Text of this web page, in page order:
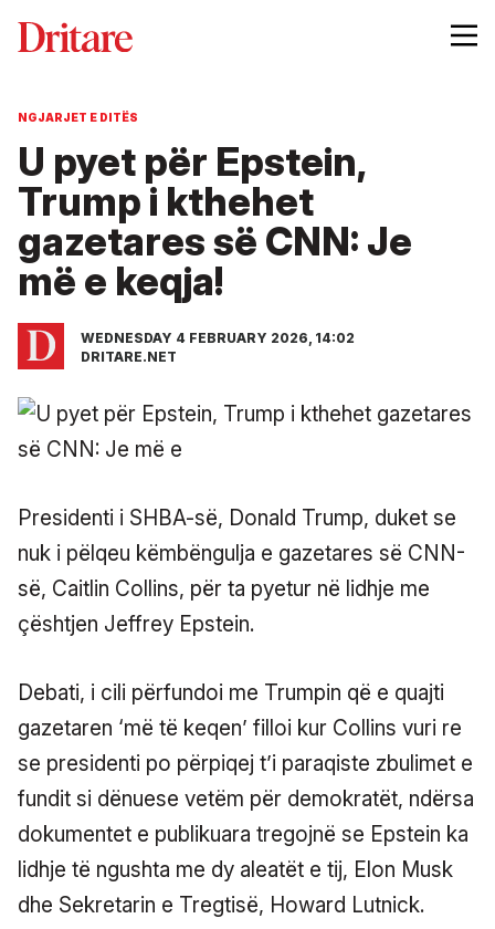
NGJARJET E DITËS
U pyet për Epstein,
Trump i kthehet
gazetares së CNN: Je
më e keqja!
WEDNESDAY 4 FEBRUARY 2026, 14:02
DRITARE.NET
Presidenti i SHBA-së, Donald Trump, duket se
nuk i pëlqeu këmbëngulja e gazetares së CNN-
së, Caitlin Collins, për ta pyetur në lidhje me
çështjen Jeffrey Epstein.
Debati, i cili përfundoi me Trumpin që e quajti
gazetaren ‘më të keqen’ filloi kur Collins vuri re
se presidenti po përpiqej t’i paraqiste zbulimet e
fundit si dënuese vetëm për demokratët, ndërsa
dokumentet e publikuara tregojnë se Epstein ka
lidhje të ngushta me dy aleatët e tij, Elon Musk
dhe Sekretarin e Tregtisë, Howard Lutnick.